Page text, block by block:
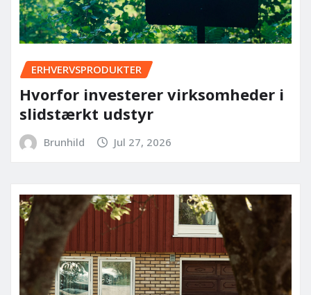
ERHVERVSPRODUKTER
Hvorfor investerer virksomheder i
slidstærkt udstyr
Brunhild Jul 27, 2026